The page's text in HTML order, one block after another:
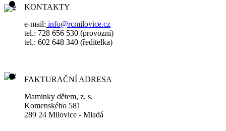
KONTAKTY
e-mail: info@rcmilovice.cz
tel.: 728 656 530 (provozní)
tel.: 602 648 340 (ředitelka)
FAKTURAČNÍ ADRESA
Maminky dětem, z. s.
Komenského 581
289 24 Milovice - Mladá